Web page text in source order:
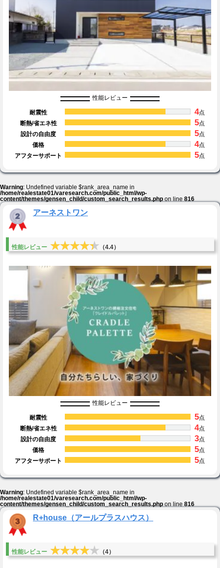
性能レビュー
耐震性 4点
断熱/省エネ性
5点
設計の自由度
5点
価格
4点
アフターサポート
5点
Warning: Undefined variable $rank_area_name in
/home/realestate01/varesearch.com/public_html/wp-
content/themes/gensen_child/custom_search_results.phpon line816
アーネストワン
性能レビュー ★★★★★
★★★★★ （4.4）
性能レビュー
耐震性 5点
断熱/省エネ性
4点
設計の自由度
3点
価格
5点
アフターサポート
5点
Warning: Undefined variable $rank_area_name in
/home/realestate01/varesearch.com/public_html/wp-
content/themes/gensen_child/custom_search_results.php on line 816
R+house（アールプラスハウス）
性能レビュー ★★★★★
★★★★★ （4）